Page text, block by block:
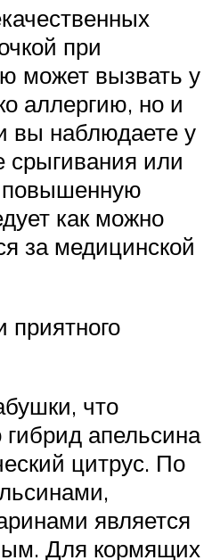
при
может вызвать у
аллергию, но и
вы наблюдаете у
срыгивания или
повышенную
как можно
за медицинской
приятного
что
апельсина
цитрус. По
является
Для кормящих